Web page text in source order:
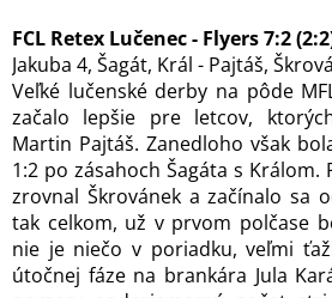
FCL Retex Lučenec - Flyers 7:2
Jakuba 4, Šagát, Král - Pajtáš,
Veľké lučenské derby na pôde
začalo lepšie pre letcov,
Martin Pajtáš. Zanedloho však
1:2 po zásahoch Šagáta s
zrovnal Škrovánek a začínalo sa
tak celkom, už v prvom polčase
nie je niečo v poriadku, veľmi
útočnej fáze na brankára Jula